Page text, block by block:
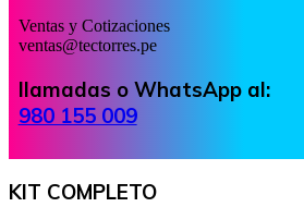
Ventas y Cotizaciones
ventas@tectorres.pe
llamadas o WhatsApp al:
980 155 009
KIT COMPLETO